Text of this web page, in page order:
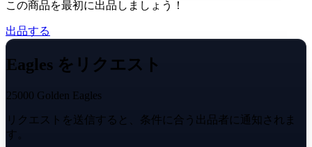
この商品を最初に出品しましょう！
出品する
Eagles をリクエスト
25000 Golden Eagles
リクエストを送信すると、条件に合う出品者に通知されま
す。